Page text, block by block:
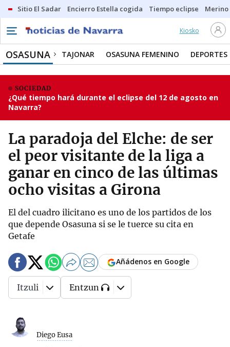
Sitio El Sadar Encierro Estella cogida Tiempo eclipse
Kiosko
OSASUNA TAJONAR OSASUNA FEMENINO DEPORTES
SOCIEDAD
¿Qué tiempo hará durante el eclipse del 12 de agosto en
Navarra?
La paradoja del Elche: de ser
el peor visitante de la liga a
ganar en cinco de las últimas
ocho visitas a Girona
El del cuadro ilicitano es uno de los partidos de los
que depende Osasuna si se le tuerce su cita en
Getafe
Diego Eusa
Añádenos en Google
Itzuli Entzun